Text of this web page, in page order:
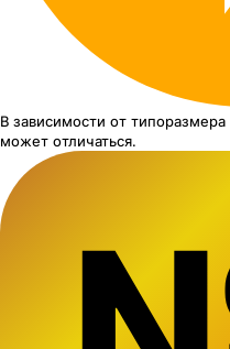
В зависимости от типоразмера
может отличаться.